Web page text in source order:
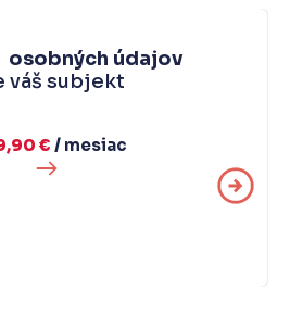
osobných údajov
váš subjekt
€ / mesiac